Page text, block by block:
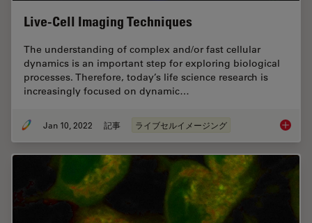
Live-Cell Imaging Techniques
The understanding of complex and/or fast cellular
dynamics is an important step for exploring biological
processes. Therefore, today’s life science research is
increasingly focused on dynamic…
Jan 10, 2022 記事 ライブセルイメージング Live-